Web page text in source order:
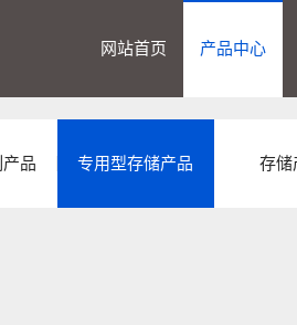
网站首页 产品中心
品 专用型存储产品 存储